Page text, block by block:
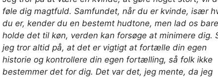
føle dig magtfuld. Samfundet, når du er kvinde, især
du er, kender du en bestemt hudtone, men lad os bare
holde det til køn, verden kan forsøge at minimere dig.
jeg tror altid på, at det er vigtigt at fortælle din egen
historie og kontrollere din egen fortælling, så folk ikke
bestemmer det for dig. Det var det, jeg mente, da jeg